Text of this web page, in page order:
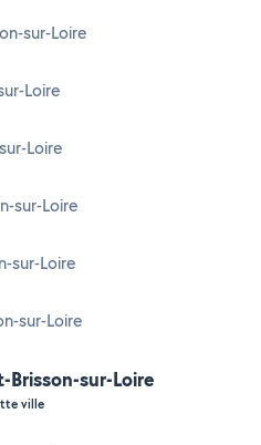
sur-Loire
Loire
Loire
sur-Loire
sur-Loire
sur-Loire
Brisson-sur-Loire
ville